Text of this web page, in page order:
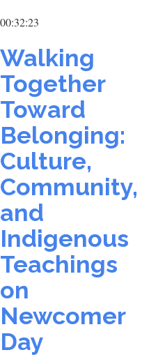
00:32:23
Walking
Together
Toward
Belonging:
Culture,
Community,
and
Indigenous
Teachings
on
Newcomer
Day